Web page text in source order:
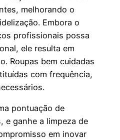
melhorando o
Embora o
profissionais possa
ele resulta em
Roupas bem cuidadas
com frequência,
pontuação de
e ganhe a limpeza de
em inovar